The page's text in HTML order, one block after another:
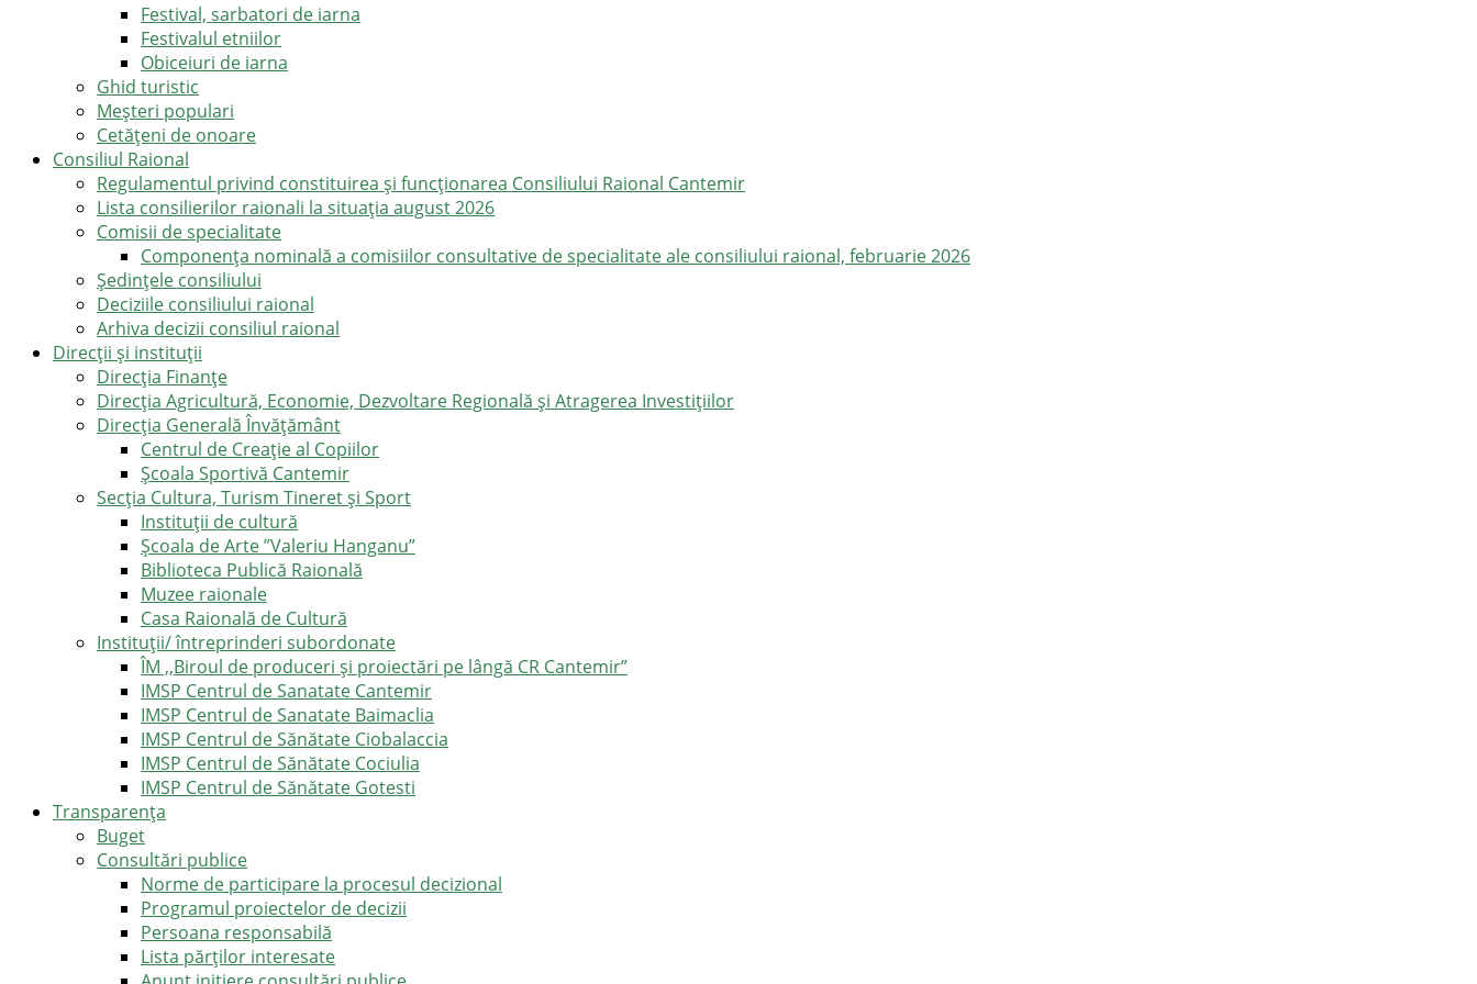
Festival, sarbatori de iarna
Festivalul etniilor
Obiceiuri de iarna
Ghid turistic
Meşteri populari
Cetățeni de onoare
Consiliul Raional
Regulamentul privind constituirea şi funcţionarea Consiliului Raional Cantemir
Lista consilierilor raionali la situația august 2026
Comisii de specialitate
Componența nominală a comisiilor consultative de specialitate ale consiliului raional, februarie 2026
Şedinţele consiliului
Deciziile consiliului raional
Arhiva decizii consiliul raional
Direcții și instituții
Direcţia Finanţe
Direcția Agricultură, Economie, Dezvoltare Regională și Atragerea Investițiilor
Direcția Generală Învățământ
Centrul de Creație al Copiilor
Școala Sportivă Cantemir
Secția Cultura, Turism Tineret și Sport
Instituții de cultură
Școala de Arte ”Valeriu Hanganu”
Biblioteca Publică Raională
Muzee raionale
Casa Raională de Cultură
Instituții/ întreprinderi subordonate
ÎM ,,Biroul de produceri și proiectări pe lângă CR Cantemir”
IMSP Centrul de Sanatate Cantemir
IMSP Centrul de Sanatate Baimaclia
IMSP Centrul de Sănătate Ciobalaccia
IMSP Centrul de Sănătate Cociulia
IMSP Centrul de Sănătate Gotesti
Transparența
Buget
Consultări publice
Norme de participare la procesul decizional
Programul proiectelor de decizii
Persoana responsabilă
Lista părților interesate